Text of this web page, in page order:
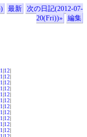
最新
次の日記(2012-07-
20(Fri))»
編集
|12|
|12|
|12|
|12|
|12|
|12|
|12|
|12|
|12|
|12|
|12|